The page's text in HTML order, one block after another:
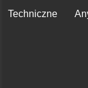
Techniczne